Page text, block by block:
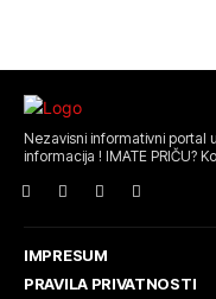
Nezavisni informativni portal
informacija ! IMATE PRIČU?
IMPRESUM
PRAVILA PRIVATNOSTI